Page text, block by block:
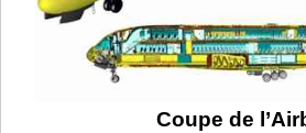
Coupe de